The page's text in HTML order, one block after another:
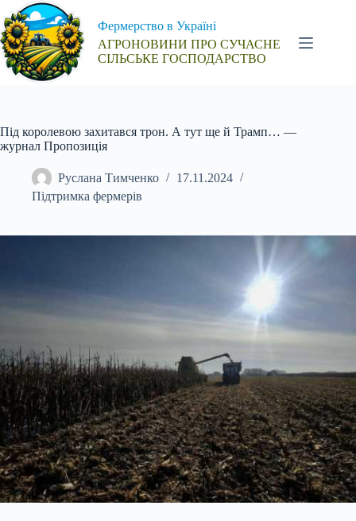
Перейти
до
вмісту
Фермерство в Україні
АГРОНОВИНИ ПРО СУЧАСНЕ
СІЛЬСЬКЕ ГОСПОДАРСТВО
Під королевою захитався трон. А тут ще й Трамп… —
журнал Пропозиція
Руслана Тимченко
17.11.2024
Підтримка фермерів